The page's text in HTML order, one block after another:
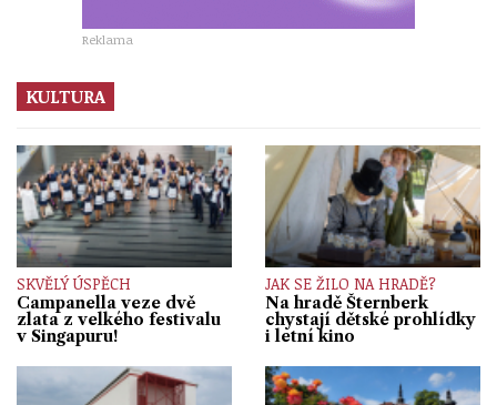
Reklama
KULTURA
SKVĚLÝ ÚSPĚCH
Campanella veze dvě
zlata z velkého festivalu
v Singapuru!
JAK SE ŽILO NA HRADĚ?
Na hradě Šternberk
chystají dětské prohlídky
i letní kino